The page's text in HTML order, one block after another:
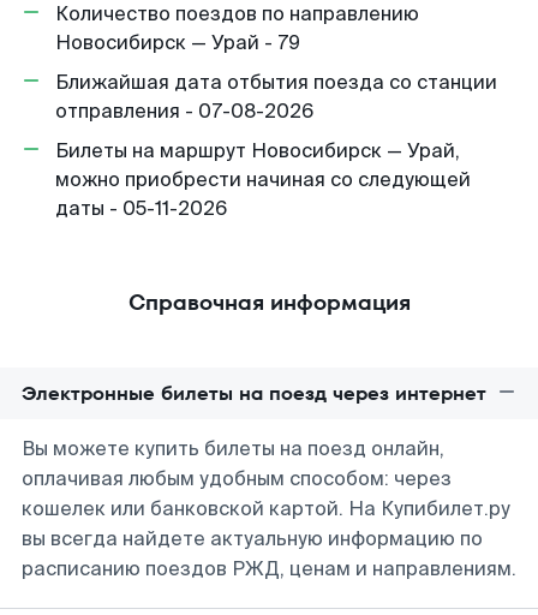
Количество поездов по направлению
Новосибирск — Урай - 79
Ближайшая дата отбытия поезда со станции
отправления - 07-08-2026
Билеты на маршрут Новосибирск — Урай,
можно приобрести начиная со следующей
даты - 05-11-2026
Справочная информация
Электронные билеты на поезд через интернет
Вы можете купить билеты на поезд онлайн,
оплачивая любым удобным способом: через
кошелек или банковской картой. На Купибилет.ру
вы всегда найдете актуальную информацию по
расписанию поездов РЖД, ценам и направлениям.